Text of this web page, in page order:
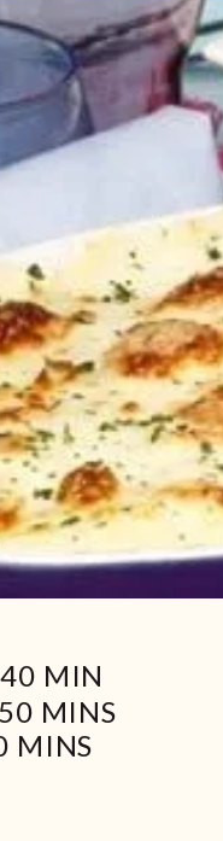
40 MIN
MIN
50MIN
MINS
MIN
MINS